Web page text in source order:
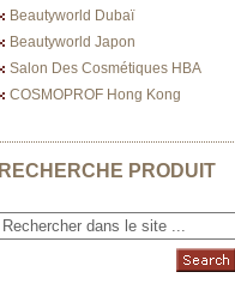
Beautyworld Dubaï
Beautyworld Japon
Salon Des Cosmétiques HBA
COSMOPROF Hong Kong
RECHERCHE PRODUIT